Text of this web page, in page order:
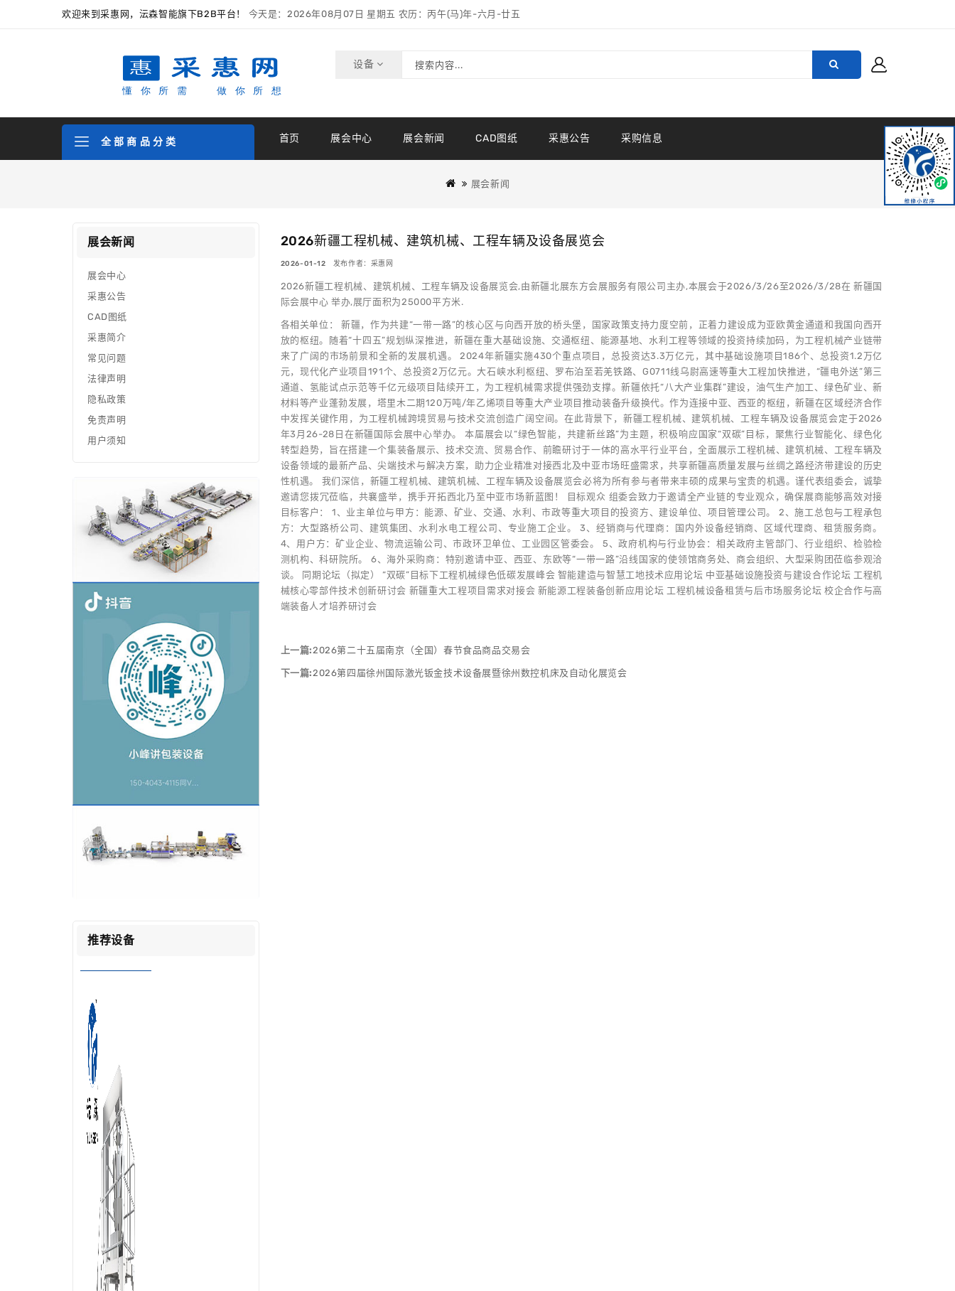
欢迎来到采惠网，沄森智能旗下B2B平台！ 今天是：2026年08月07日 星期五 农历：丙午(马)年-六月-廿五
设备
全 部 商 品 分 类 首页 展会中心 展会新闻 CAD图纸 采惠公告 采购信息
展会新闻
展会新闻
展会中心
采惠公告
CAD图纸
采惠简介
常见问题
法律声明
隐私政策
免责声明
用户须知
推荐设备
2026新疆工程机械、建筑机械、工程车辆及设备展览会
2026-01-12 发布作者：采惠网
2026新疆工程机械、建筑机械、工程车辆及设备展览会,由新疆北展东方会展服务有限公司主办,本展会于2026/3/26至2026/3/28在 新疆国
际会展中心 举办,展厅面积为25000平方米.
各相关单位： 新疆，作为共建“一带一路”的核心区与向西开放的桥头堡，国家政策支持力度空前，正着力建设成为亚欧黄金通道和我国向西开
放的枢纽。随着“十四五”规划纵深推进，新疆在重大基础设施、交通枢纽、能源基地、水利工程等领域的投资持续加码，为工程机械产业链带
来了广阔的市场前景和全新的发展机遇。 2024年新疆实施430个重点项目，总投资达3.3万亿元，其中基础设施项目186个、总投资1.2万亿
元，现代化产业项目191个、总投资2万亿元。大石峡水利枢纽、罗布泊至若羌铁路、G0711线乌尉高速等重大工程加快推进，“疆电外送”第三
通道、氢能试点示范等千亿元级项目陆续开工，为工程机械需求提供强劲支撑。新疆依托“八大产业集群”建设，油气生产加工、绿色矿业、新
材料等产业蓬勃发展，塔里木二期120万吨/年乙烯项目等重大产业项目推动装备升级换代。作为连接中亚、西亚的枢纽，新疆在区域经济合作
中发挥关键作用，为工程机械跨境贸易与技术交流创造广阔空间。在此背景下，新疆工程机械、建筑机械、工程车辆及设备展览会定于2026
年3月26-28日在新疆国际会展中心举办。 本届展会以“绿色智能，共建新丝路”为主题，积极响应国家“双碳”目标，聚焦行业智能化、绿色化
转型趋势，旨在搭建一个集装备展示、技术交流、贸易合作、前瞻研讨于一体的高水平行业平台，全面展示工程机械、建筑机械、工程车辆及
设备领域的最新产品、尖端技术与解决方案，助力企业精准对接西北及中亚市场旺盛需求，共享新疆高质量发展与丝绸之路经济带建设的历史
性机遇。 我们深信，新疆工程机械、建筑机械、工程车辆及设备展览会必将为所有参与者带来丰硕的成果与宝贵的机遇。谨代表组委会，诚挚
邀请您拨冗莅临，共襄盛举，携手开拓西北乃至中亚市场新蓝图！ 目标观众 组委会致力于邀请全产业链的专业观众，确保展商能够高效对接
目标客户： 1、业主单位与甲方：能源、矿业、交通、水利、市政等重大项目的投资方、建设单位、项目管理公司。 2、施工总包与工程承包
方：大型路桥公司、建筑集团、水利水电工程公司、专业施工企业。 3、经销商与代理商：国内外设备经销商、区域代理商、租赁服务商。
4、用户方：矿业企业、物流运输公司、市政环卫单位、工业园区管委会。 5、政府机构与行业协会：相关政府主管部门、行业组织、检验检
测机构、科研院所。 6、海外采购商：特别邀请中亚、西亚、东欧等“一带一路”沿线国家的使领馆商务处、商会组织、大型采购团莅临参观洽
谈。 同期论坛（拟定） “双碳”目标下工程机械绿色低碳发展峰会 智能建造与智慧工地技术应用论坛 中亚基础设施投资与建设合作论坛 工程机
械核心零部件技术创新研讨会 新疆重大工程项目需求对接会 新能源工程装备创新应用论坛 工程机械设备租赁与后市场服务论坛 校企合作与高
端装备人才培养研讨会
上一篇:2026第二十五届南京（全国）春节食品商品交易会
下一篇:2026第四届徐州国际激光钣金技术设备展暨徐州数控机床及自动化展览会